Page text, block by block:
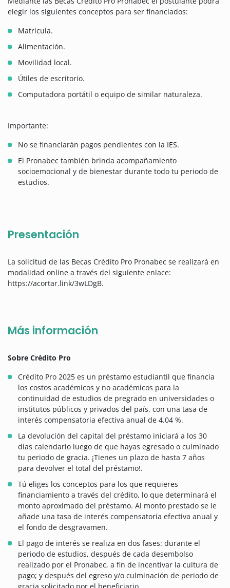
elegir los siguientes conceptos para ser financiados:
Matrícula.
Alimentación.
Movilidad local.
Útiles de escritorio.
Computadora portátil o equipo de similar naturaleza.
Importante:
No se financiarán pagos pendientes con la IES.
El Pronabec también brinda acompañamiento
socioemocional y de bienestar durante todo tu periodo de
estudios.
Presentación
La solicitud de las Becas Crédito Pro Pronabec se realizará en
modalidad online a través del siguiente enlace:
https://acortar.link/3wLDgB.
Más información
Sobre Crédito Pro
Crédito Pro 2025 es un préstamo estudiantil que financia
los costos académicos y no académicos para la
continuidad de estudios de pregrado en universidades o
institutos públicos y privados del país, con una tasa de
interés compensatoria efectiva anual de 4.04 %.
La devolución del capital del préstamo iniciará a los 30
días calendario luego de que hayas egresado o culminado
tu periodo de gracia. ¡Tienes un plazo de hasta 7 años
para devolver el total del préstamo!.
Tú eliges los conceptos para los que requieres
financiamiento a través del crédito, lo que determinará el
monto aproximado del préstamo. Al monto prestado se le
añade una tasa de interés compensatoria efectiva anual y
el fondo de desgravamen.
El pago de interés se realiza en dos fases: durante el
periodo de estudios, después de cada desembolso
realizado por el Pronabec, a fin de incentivar la cultura de
pago; y después del egreso y/o culminación de periodo de